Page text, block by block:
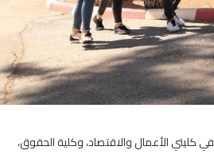
نظّمت جامعة القدس في حرم بيت حنينا يومين لاستقبال طلبتها الجدد للعام الأكاديمي 2024\2025 في كليتي الأعمال والاقتصاد، وكلية الحقوق،